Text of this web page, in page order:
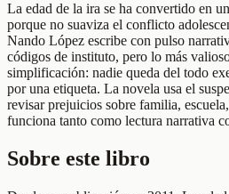
La edad de la ira se ha convertido en
porque no suaviza el conflicto
Nando López escribe con pulso
códigos de instituto, pero lo más
simplificación: nadie queda del todo
por una etiqueta. La novela usa el
revisar prejuicios sobre familia,
funciona tanto como lectura narrativa
Sobre este libro